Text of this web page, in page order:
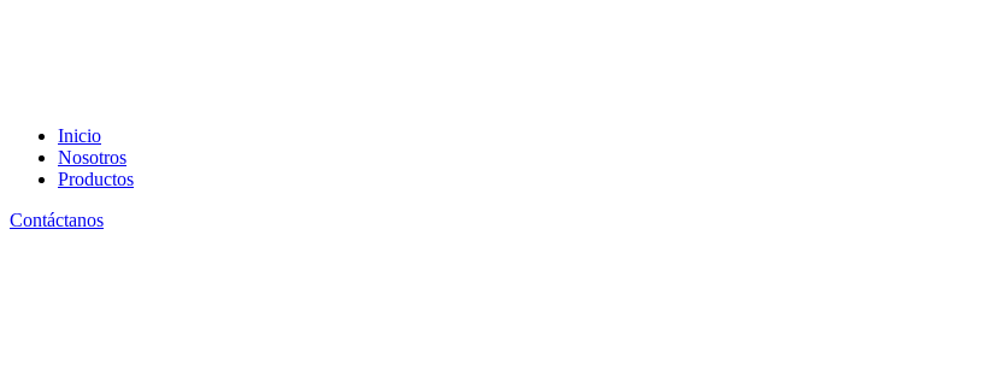
Inicio
Nosotros
Productos
Contáctanos